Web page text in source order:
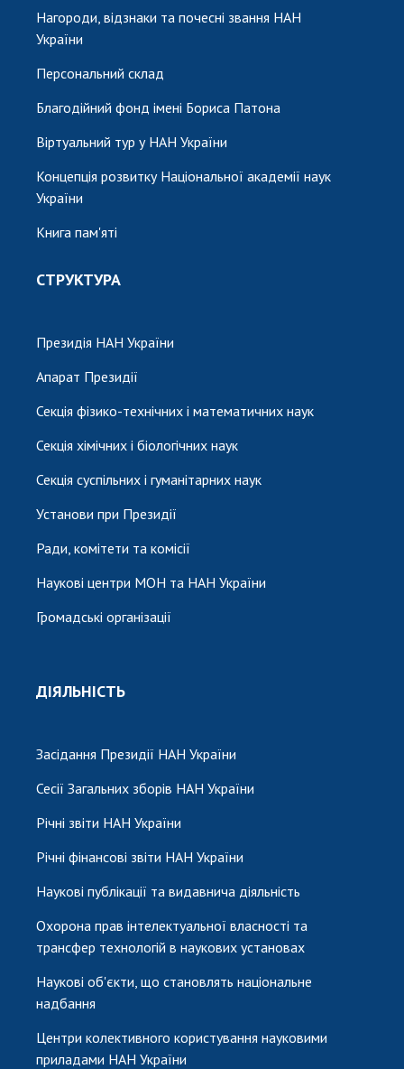
Нагороди, відзнаки та почесні звання НАН
України
Персональний склад
Благодійний фонд імені Бориса Патона
Віртуальний тур у НАН України
Концепція розвитку Національної академії наук
України
Книга пам'яті
СТРУКТУРА
Президія НАН України
Апарат Президії
Секція фізико-технічних і математичних наук
Секція хімічних і біологічних наук
Секція суспільних і гуманітарних наук
Установи при Президії
Ради, комітети та комісії
Наукові центри МОН та НАН України
Громадські організації
ДІЯЛЬНІСТЬ
Засідання Президії НАН України
Сесії Загальних зборів НАН України
Річні звіти НАН України
Річні фінансові звіти НАН України
Наукові публікації та видавнича діяльність
Охорона прав інтелектуальної власності та
трансфер технологій в наукових установах
Наукові об'єкти, що становлять національне
надбання
Центри колективного користування науковими
приладами НАН України